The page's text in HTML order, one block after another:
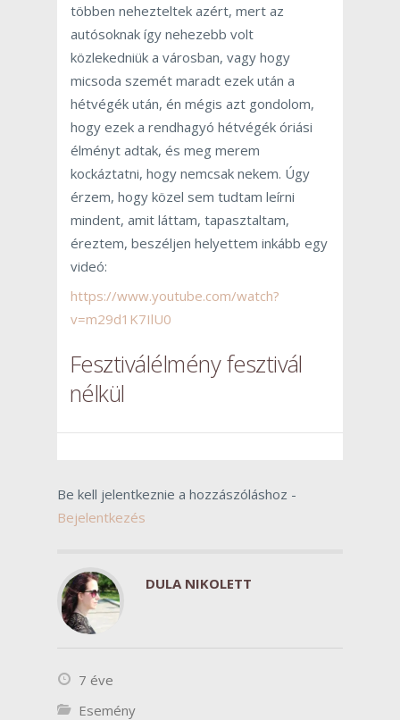
többen nehezteltek azért, mert az
autósoknak így nehezebb volt
közlekedniük a városban, vagy hogy
micsoda szemét maradt ezek után a
hétvégék után, én mégis azt gondolom,
hogy ezek a rendhagyó hétvégék óriási
élményt adtak, és meg merem
kockáztatni, hogy nemcsak nekem. Úgy
érzem, hogy közel sem tudtam leírni
mindent, amit láttam, tapasztaltam,
éreztem, beszéljen helyettem inkább egy
videó:
https://www.youtube.com/watch?
v=m29d1K7IlU0
Fesztiválélmény fesztivál
nélkül
Be kell jelentkeznie a hozzászóláshoz -
Bejelentkezés
DULA NIKOLETT
7 éve
Esemény